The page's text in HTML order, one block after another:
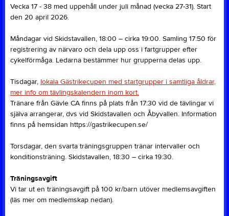
Vecka 17 - 38 med uppehåll under juli månad (vecka 27-31). Start
den 20 april 2026.
Måndagar vid Skidstavallen, 18:00 – cirka 19:00. Samling 17:50 för
registrering av närvaro och dela upp oss i fartgrupper efter
cykelförmåga. Ledarna bestämmer hur grupperna delas upp.
Tisdagar, lokala Gästrikecupen med startgrupper i samtliga åldrar,
mer info om tävlingskalendern inom kort.
Tränare från Gävle CA finns på plats från 17:30 vid de tävlingar vi
själva arrangerar, dvs vid Skidstavallen och Åbyvallen. Information
finns på hemsidan https://gastrikecupen.se/
Torsdagar, den svarta träningsgruppen tränar intervaller och
konditionsträning. Skidstavallen, 18:30 – cirka 19:30.
Träningsavgift
Vi tar ut en träningsavgift på 100 kr/barn utöver medlemsavgiften
(läs mer om medlemskap nedan).